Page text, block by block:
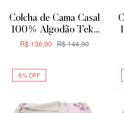
Colcha de Cama Casal
100% Algodão Teka
Allegro Plus –
R$144,90
R$ 136,90
6% OFF